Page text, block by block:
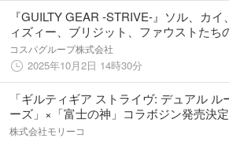
『GUILTY GEAR -STRIVE-』ソル、カイ
ィズィー、ブリジット、ファウストたち
作アパレル＆グッズがCOSPAより登場！
式会社コスパ】
コスパグループ株式会社
2025年10月2日 14時30分
「ギルティギア ストライヴ: デュアル ル
ーズ」×「富士の神」コラボジン発売決定
株式会社モリーコ